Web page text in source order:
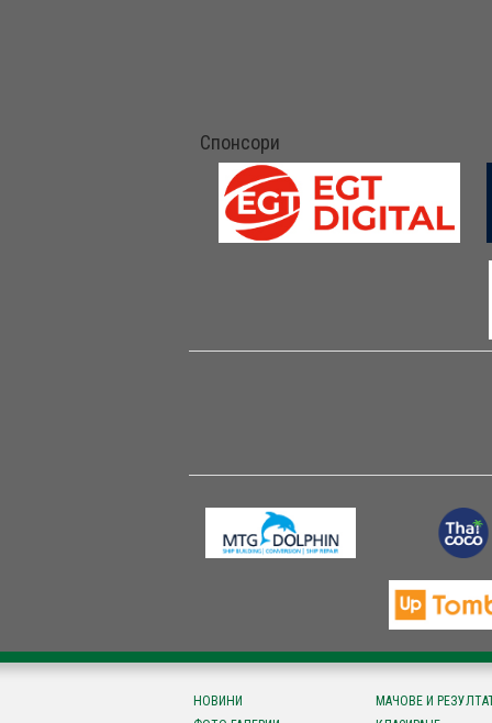
Спонсори
НОВИНИ
МАЧОВЕ И